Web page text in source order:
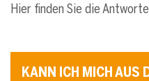
Hier finden Sie die
KANN ICH MICH AUS